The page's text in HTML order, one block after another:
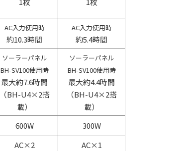
AC入力使用時
約10.3時間
AC入力使用時
約5.4時間
ソーラーパネル
BH-SV100使用時
最大約7.6時間
（BH-U4×2搭
載）
ソーラーパネル
BH-SV100使用時
最大約4.4時間
（BH-U4×2搭
載）
600W 300W
AC×2
AC×1